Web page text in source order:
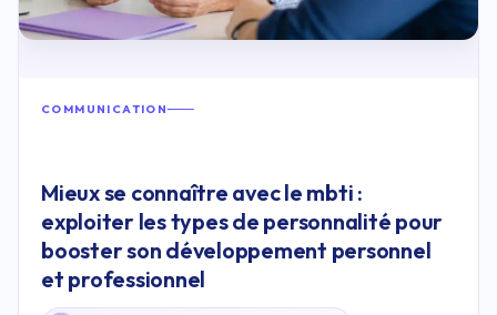
COMMUNICATION
Mieux se connaître avec le mbti :
exploiter les types de personnalité pour
booster son développement personnel
et professionnel